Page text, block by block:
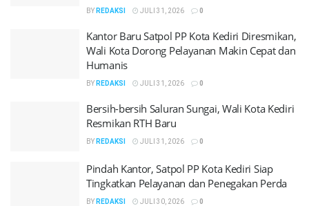
BY REDAKSI JULI 31, 2026 0
Kantor Baru Satpol PP Kota Kediri Diresmikan,
Wali Kota Dorong Pelayanan Makin Cepat dan
Humanis
BY REDAKSI JULI 31, 2026 0
Bersih-bersih Saluran Sungai, Wali Kota Kediri
Resmikan RTH Baru
BY REDAKSI JULI 31, 2026 0
Pindah Kantor, Satpol PP Kota Kediri Siap
Tingkatkan Pelayanan dan Penegakan Perda
BY REDAKSI JULI 30, 2026 0